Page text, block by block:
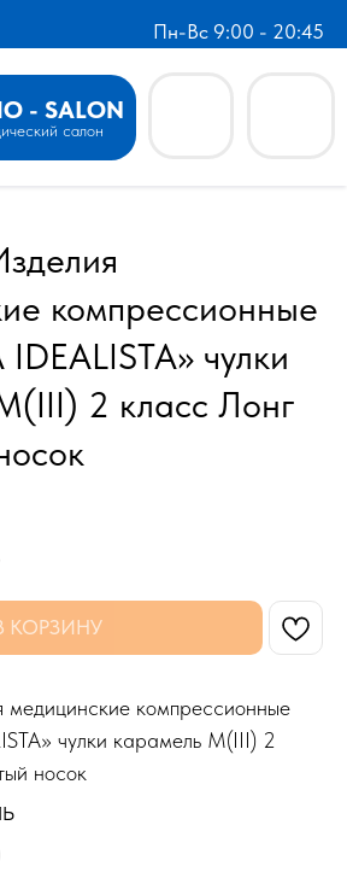
Пн-Вс 9:00 - 20:45
компрессионные
чулки
2 класс Лонг
КОРЗИНУ
компрессионные
чулки карамель M(III) 2
носок